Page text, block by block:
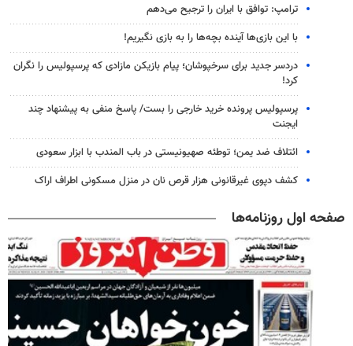
ترامپ: توافق با ایران را ترجیح می‌دهم
با این بازی‌ها آینده بچه‌ها را به بازی نگیریم!
دردسر جدید برای سرخپوشان؛ پیام بازیکن مازادی که پرسپولیس را نگران
کرد!
پرسپولیس پرونده خرید خارجی را بست/ پاسخ منفی به پیشنهاد چند
ایجنت
ائتلاف ضد یمن؛ توطئه صهیونیستی در باب المندب با ابزار سعودی
کشف دپوی غیرقانونی هزار قرص نان در منزل مسکونی اطراف اراک
صفحه اول روزنامه‌ها